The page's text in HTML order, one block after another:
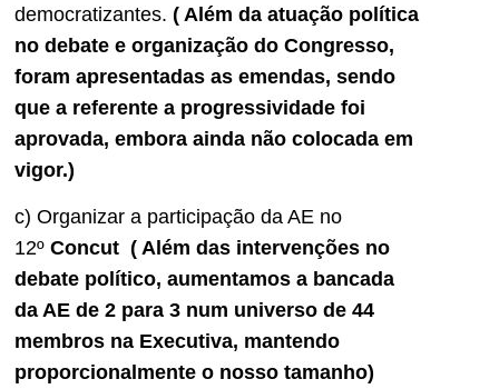
democratizantes. ( Além da atuação política
no debate e organização do Congresso,
foram apresentadas as emendas, sendo
que a referente a progressividade foi
aprovada, embora ainda não colocada em
vigor.)
c) Organizar a participação da AE no
12º Concut ( Além das intervenções no
debate político, aumentamos a bancada
da AE de 2 para 3 num universo de 44
membros na Executiva, mantendo
proporcionalmente o nosso tamanho)